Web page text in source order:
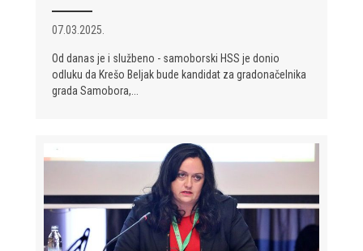
07.03.2025.
Od danas je i službeno - samoborski HSS je donio
odluku da Krešo Beljak bude kandidat za gradonačelnika
grada Samobora,...